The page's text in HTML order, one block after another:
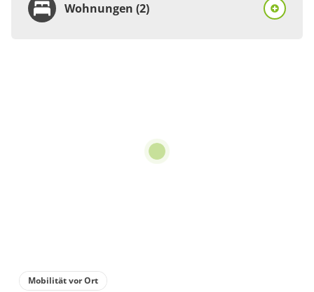
Wohnungen (2)
€110.00pro Einheit/Nacht
Mobilität vor Ort